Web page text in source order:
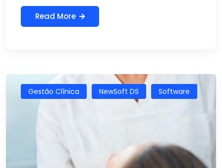
Read More
Gestão Clínica NewSoft DS Software